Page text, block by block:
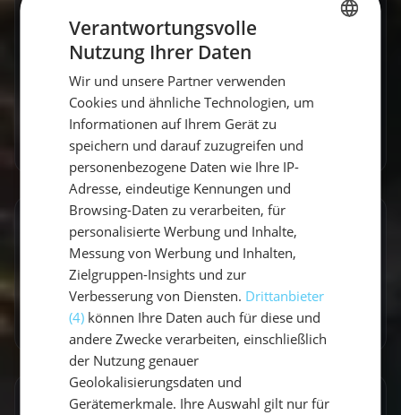
Segeln und Nehme euch gerne mit auf meine
Reise.
Zum Autorenprofil →
Entdecke ähnliche Törns
Finde deinen perfekten Segeltörn
Törns ansehen
Artikel teilen
Verantwortungsvolle
Nutzung Ihrer Daten
Wir und unsere Partner verwenden
Cookies und ähnliche Technologien, um
Informationen auf Ihrem Gerät zu
speichern und darauf zuzugreifen und
personenbezogene Daten wie Ihre IP-
Adresse, eindeutige Kennungen und
Browsing-Daten zu verarbeiten, für
personalisierte Werbung und Inhalte,
Messung von Werbung und Inhalten,
Zielgruppen-Insights und zur
Verbesserung von Diensten. Drittanbieter
(4) können Ihre Daten auch für diese und
andere Zwecke verarbeiten, einschließlich
der Nutzung genauer
Geolokalisierungsdaten und
Gerätemerkmale. Ihre Auswahl gilt nur für